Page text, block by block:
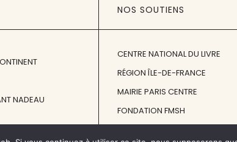
NADEAU
NOS SOUTIENS
CENTRE NATIONAL DU LIVRE
RÉGION ÎLE-DE-FRANCE
MAIRIE PARIS CENTRE
FONDATION FMSH